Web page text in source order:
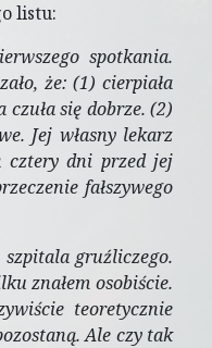
listu:
spotkania.
że: (1) cierpiała
się dobrze. (2)
Jej własny lekarz
cztery dni przed jej
fałszywego
gruźliczego.
znałem osobiście.
teoretycznie
Ale czy tak